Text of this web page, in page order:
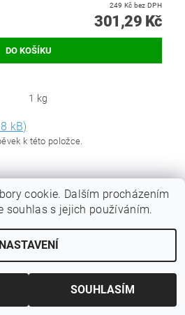
249 Kč bez DPH
301,29 Kč
1 kg
kB)
k této položce.
cookie. Dalším procházením
souhlas s jejich používáním.
NASTAVENÍ
SOUHLASÍM